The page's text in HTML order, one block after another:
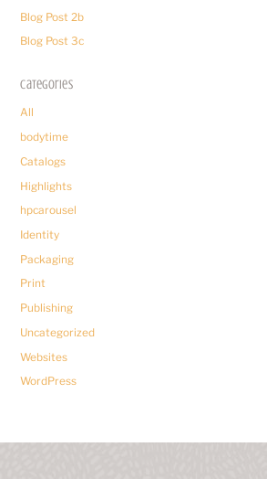
Blog Post 2b
Blog Post 3c
Categories
All
bodytime
Catalogs
Highlights
hpcarousel
Identity
Packaging
Print
Publishing
Uncategorized
Websites
WordPress